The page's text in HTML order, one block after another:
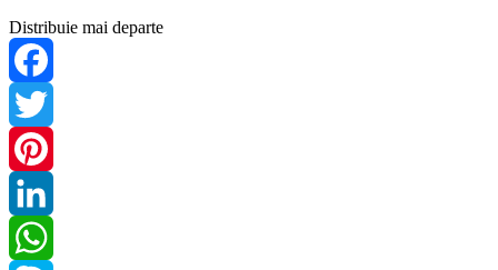
Distribuie mai departe
Facebook
Twitter
Pinterest
LinkedIn